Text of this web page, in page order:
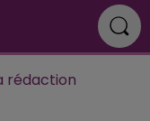
rédaction